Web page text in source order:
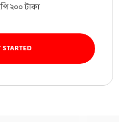
২০০ টাকা
STARTED